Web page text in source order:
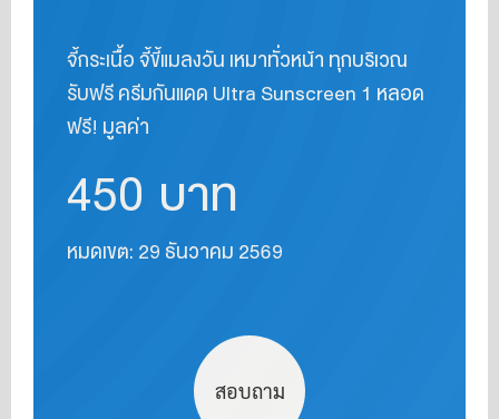
จี้กระเนื้อ จี้ขี้แมลงวัน เหมาทั่วหน้า ทุกบริเวณ
รับฟรี ครีมกันแดด Ultra Sunscreen 1 หลอด
ฟรี! มูลค่า
450 บาท
หมดเขต: 29 ธันวาคม 2569
สอบถาม